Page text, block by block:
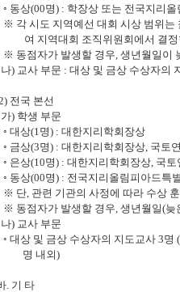
동상(00명) : 학장상 또는 전국지리
각 시도 지역예선 대회 시상 범위
여 지역대회 조직위원회에서 결
동점자가 발생할 경우 생년월일이
) 교사 부문 : 대상 및 금상 수상자의
전국 본선
) 학생 부문
대상(1 명) : 대한지리학회장상
금상(3명) : 대한지리학회장상 국토
은상(10명) : 대한지리학회장상 국토
동상(00명) : 전국지리올림피아드특
단 관련 기관의 사정에 따라 수상
동점자가 발생할 경우 생년월일(늦
) 교사 부문
대상 및 금상 수상자의 지도교사 3명 (
명 내외)
기 타